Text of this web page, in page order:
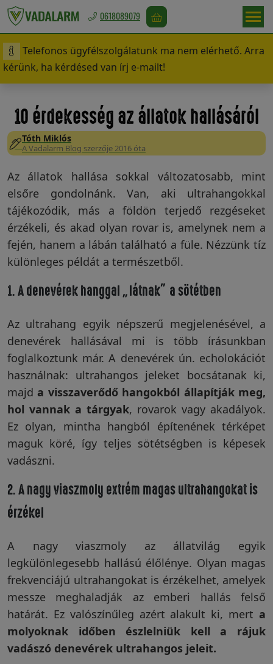
Magyarország
/
Ft
Vadriasztás
Madárriasztás
Rágcsálóriasztás
Vakondriasztás
Villanypásztor
Napelem
GPS
nyomkövetés
Kiegészítők
Garanciáink
Szakértői
blog
0618089079
Telefonos ügyfélszolgálatunk ma nem elérhető. Arra
kérünk, ha kérdésed van írj e-mailt!
10 érdekesség az állatok hallásáról
Tóth Miklós
A Vadalarm Blog szerzője 2016 óta
Az állatok hallása sokkal változatosabb, mint
elsőre gondolnánk. Van, aki ultrahangokkal
tájékozódik, más a földön terjedő rezgéseket
érzékeli, és akad olyan rovar is, amelynek nem a
fején, hanem a lábán található a füle. Nézzünk tíz
különleges példát a természetből.
1. A denevérek hanggal „látnak” a sötétben
Az ultrahang egyik népszerű megjelenésével, a
denevérek hallásával mi is több írásunkban
foglalkoztunk már. A denevérek ún. echolokációt
használnak: ultrahangos jeleket bocsátanak ki,
majd a visszaverődő hangokból állapítják meg,
hol vannak a tárgyak, rovarok vagy akadályok.
Ez olyan, mintha hangból építenének térképet
maguk köré, így teljes sötétségben is képesek
vadászni.
2. A nagy viaszmoly extrém magas ultrahangokat is
érzékel
A nagy viaszmoly az állatvilág egyik
legkülönlegesebb hallású élőlénye. Olyan magas
frekvenciájú ultrahangokat is érzékelhet, amelyek
messze meghaladják az emberi hallás felső
határát. Ez valószínűleg azért alakult ki, mert a
molyoknak időben észlelniük kell a rájuk
vadászó denevérek ultrahangos jeleit.